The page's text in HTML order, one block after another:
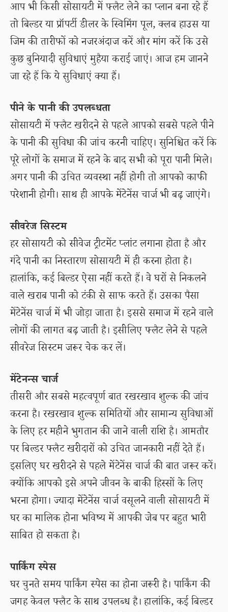
आप भी किसी सोसायटी में फ्लैट लेने का प्लान बना रहे हैं
तो बिल्डर या प्रॉपर्टी डीलर के स्विमिंग पूल, क्लब हाउस या
जिम की तारीफों को नजरअंदाज करें और मांग करें कि उसे
कुछ बुनियादी सुविधाएं मुहैया कराई जाएं। आज हम जानने
जा रहे हैं कि ये सुविधाएं क्या हैं।
पीने के पानी की उपलब्धता
सोसायटी में फ्लैट खरीदने से पहले आपको सबसे पहले पीने
के पानी की सुविधा की जांच करनी चाहिए। सुनिश्चित करें कि
पूरे लोगों के समाज में रहने के बाद सभी को पूरा पानी मिले।
अगर पानी की उचित व्यवस्था नहीं होगी तो आपको काफी
परेशानी होगी। साथ ही आपके मेंटेनेंस चार्ज भी बढ़ जाएंगे।
सीवरेज सिस्टम
हर सोसायटी को सीवेज ट्रीटमेंट प्लांट लगाना होता है और
गंदे पानी का निस्तारण सोसायटी में ही करना होता है।
हालांकि, कई बिल्डर ऐसा नहीं करते हैं। वे घरों से निकलने
वाले खराब पानी को टंकी से साफ करते हैं। उसका पैसा
मेंटेनेंस चार्ज में भी जोड़ा जाता है। इससे समाज में रहने वाले
लोगों की लागत बढ़ जाती है। इसीलिए फ्लैट लेने से पहले
सीवरेज सिस्टम जरूर चेक कर लें।
मेंटेनन्स चार्ज
तीसरी और सबसे महत्वपूर्ण बात रखरखाव शुल्क की जांच
करना है। रखरखाव शुल्क समितियों और सामान्य सुविधाओं
के लिए हर महीने भुगतान की जाने वाली राशि है। आमतौर
पर बिल्डर फ्लैट खरीदारों को उचित जानकारी नहीं देते हैं।
इसलिए घर खरीदने से पहले मेंटेनेंस चार्ज की बात जरूर करें।
क्योंकि आपको इसे अपने जीवन के बाकी हिस्सों के लिए
भरना होगा। ज्यादा मेंटेनेंस चार्ज वसूलने वाली सोसायटी में
घर का मालिक होना भविष्य में आपकी जेब पर बहुत भारी
साबित हो सकता है।
पार्किंग स्पेस
घर चुनते समय पार्किंग स्पेस का होना जरूरी है। पार्किंग की
जगह केवल फ्लैट के साथ उपलब्ध है। हालांकि, कई बिल्डर